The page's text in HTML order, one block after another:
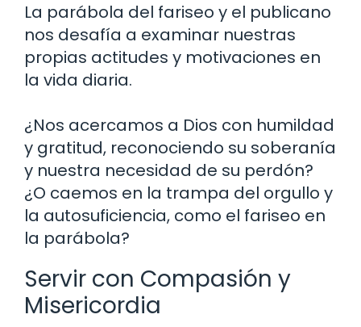
La parábola del fariseo y el publicano
nos desafía a examinar nuestras
propias actitudes y motivaciones en
la vida diaria.
¿Nos acercamos a Dios con humildad
y gratitud, reconociendo su soberanía
y nuestra necesidad de su perdón?
¿O caemos en la trampa del orgullo y
la autosuficiencia, como el fariseo en
la parábola?
Servir con Compasión y
Misericordia